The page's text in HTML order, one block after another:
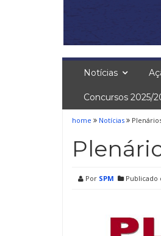
Notícias
Concursos 2025/
home Notícias
Por SPM Publicado